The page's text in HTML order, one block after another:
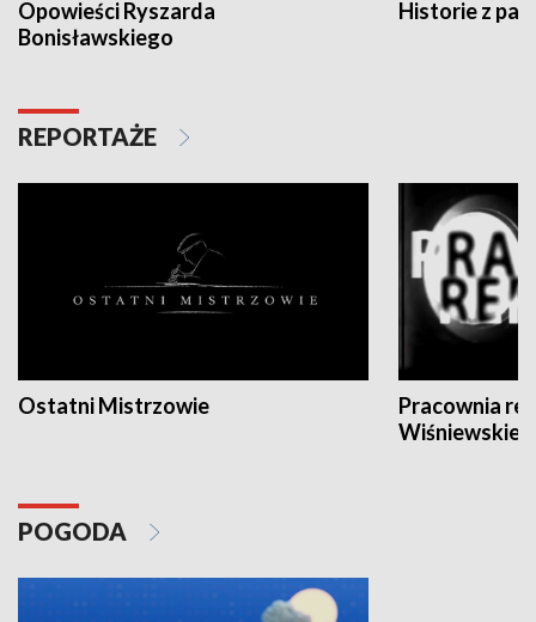
Opowieści Ryszarda
Bonisławskiego
Historie z
REPORTAŻE
Ostatni Mistrzowie
Pracownia
POGODA